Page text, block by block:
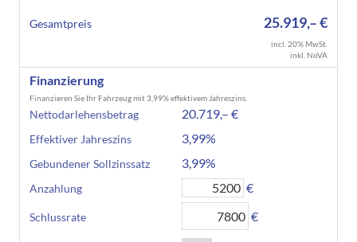
Gesamtpreis 25.919,– €
incl. 20% MwSt.
inkl. NoVA
Finanzierung
Finanzieren Sie Ihr Fahrzeug mit 3,99% effektivem Jahreszins.
Nettodarlehensbetrag 20.719,– €
Effektiver Jahreszins 3,99%
Gebundener Sollzinssatz 3,99%
Anzahlung €
Schlussrate €